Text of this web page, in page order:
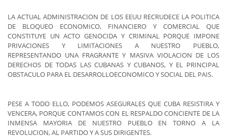
LA ACTUAL ADMINISTRACION DE LOS EEUU RECRUDECE LA POLITICA
DE BLOQUEO ECONOMICO, FINANCIERO Y COMERCIAL QUE
CONSTITUYE UN ACTO GENOCIDA Y CRIMINAL PORQUE IMPONE
PRIVACIONES Y LIMITACIONES A NUESTRO PUEBLO,
REPRESENTANDO UNA FRAGRANTE Y MASIVA VIOLACION DE LOS
DERECHOS DE TODAS LAS CUBANAS Y CUBANOS, Y EL PRINCIPAL
OBSTACULO PARA EL DESARROLLOECONOMICO Y SOCIAL DEL PAIS.
PESE A TODO ELLO, PODEMOS ASEGURALES QUE CUBA RESISTIRA Y
VENCERA, PORQUE CONTAMOS CON EL RESPALDO CONCIENTE DE LA
INMENSA MAYORIA DE NUESTRO PUEBLO EN TORNO A LA
REVOLUCION, AL PARTIDO Y A SUS DIRIGENTES.